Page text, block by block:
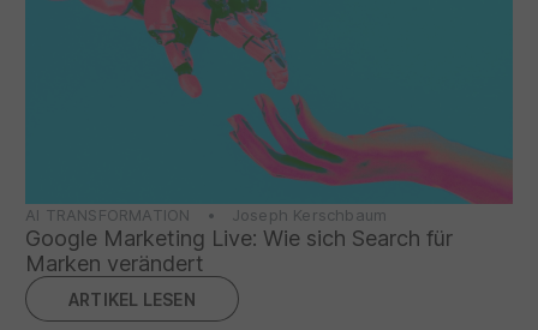
AI TRANSFORMATION • Joseph Kerschbaum
Google Marketing Live: Wie sich Search für
Marken verändert
ARTIKEL LESEN